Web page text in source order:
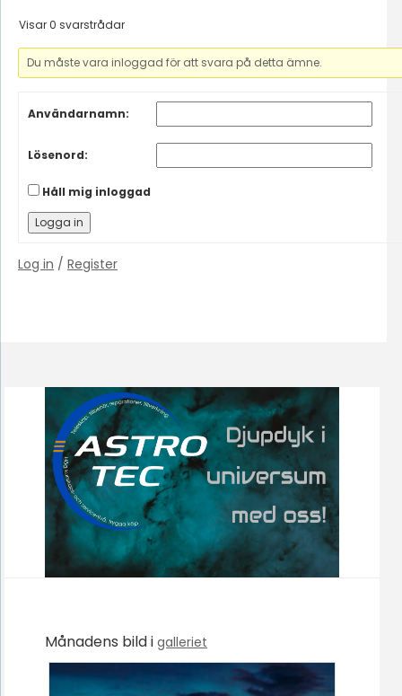
Visar 0 svarstrådar
Du måste vara inloggad för att svara på detta ämne.
Användarnamn:
Lösenord:
Håll mig inloggad
Logga in
Log in / Register
Månadens bild i galleriet